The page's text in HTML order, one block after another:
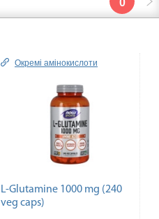
Окремі амінокислоти
L-Glutamine 1000 mg (240
veg caps)